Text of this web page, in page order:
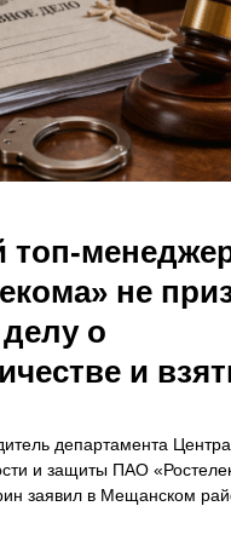
не
о
и
департамента Центра
и защиты ПАО
заявил в Мещанском